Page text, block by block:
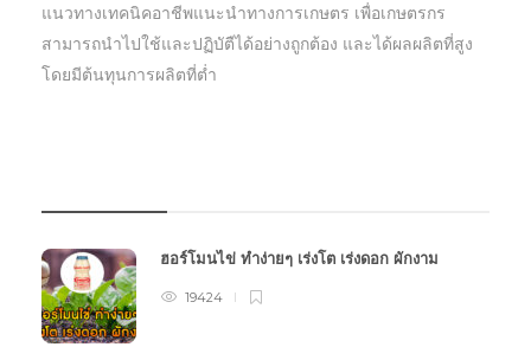
แนวทางเทคนิคอาชีพแนะนำทางการเกษตร เพื่อเกษตรกร
สามารถนำไปใช้และปฏิบัตืได้อย่างถูกต้อง และได้ผลผลิตที่สูง
โดยมีต้นทุนการผลิตที่ต่ำ
ฮอร์โมนไข่ ทำง่ายๆ เร่งโต เร่งดอก ผักงาม
19424